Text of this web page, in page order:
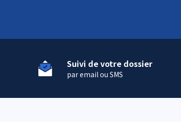
Suivi de votre dossier
par email ou SMS